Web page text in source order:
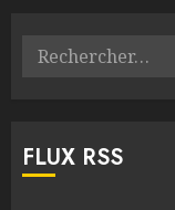
Rechercher :
FLUX RSS